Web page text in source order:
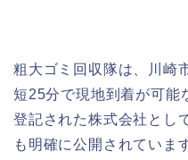
粗大ゴミ回収隊は、川崎
短25分で現地到着が可能
登記された株式会社とし
も明確に公開されていま